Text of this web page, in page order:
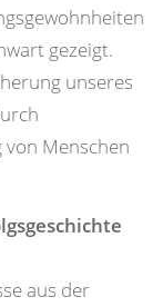
gezeigt.
unseres
Menschen
aus der